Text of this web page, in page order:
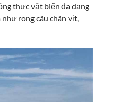
thực vật biển đa dạng
rong câu chân vịt,